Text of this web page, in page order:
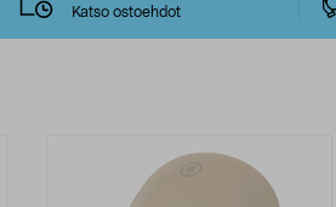
Katso ostoehdot